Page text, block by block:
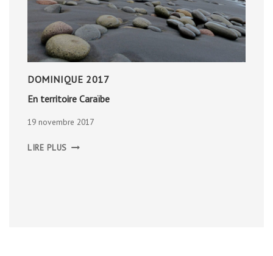
DOMINIQUE 2017
En territoire Caraïbe
19 novembre 2017
LIRE PLUS TERRITOIRE